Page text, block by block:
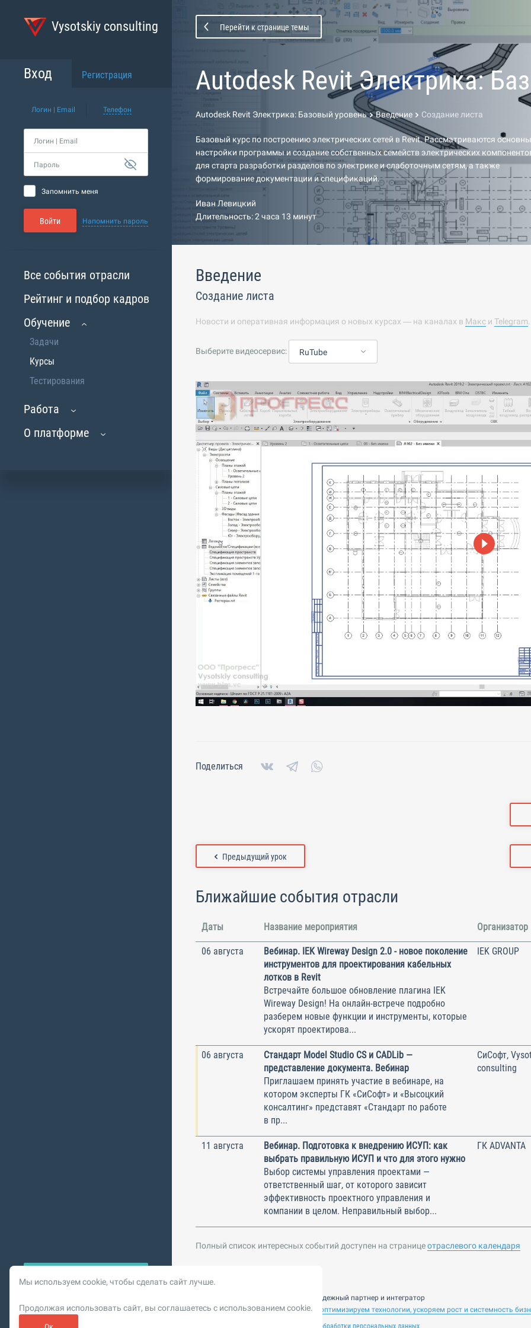
Vysotskiy consulting
Вход Регистрация
Логин | Email Телефон
Логин | Email
Пароль
Запомнить меня
Войти Напомнить пароль
Все события отрасли
Рейтинг и подбор кадров
Обучение
Задачи
Курсы
Тестирования
Работа
О платформе
Реклама. ООО «РОМБИТ»
Перейти к странице темы
Autodesk Revit Электрика:
Autodesk Revit Электрика: Базовый уровень Введение Создание листа
Базовый курс по построению электрических сетей в Revit. Рассматриваются
настройки программы и создание собственных семейств электрических
для старта разработки разделов по электрике и слаботочным сетям, а также
формирование документации и спецификаций.
Иван Левицкий
Длительность: 2 часа 13 минут
Введение
Создание листа
Новости и оперативная информация о новых курсах — на каналах в Макс и Telegram
Выберите видеосервис: RuTube
Поделиться
Предыдущий урок
Ближайшие события отрасли
Даты Название мероприятия Организатор
06 августа
Вебинар. IEK Wireway Design 2.0 - новое поколение
инструментов для проектирования кабельных
лотков в Revit
Встречайте большое обновление плагина IEK
Wireway Design! На онлайн-встрече подробно
разберем новые функции и инструменты, которые
ускорят проектирова...
IEK GROUP
06 августа
Стандарт Model Studio CS и CADLib —
представление документа. Вебинар
Приглашаем принять участие в вебинаре, на
котором эксперты ГК «СиСофт» и «Высоцкий
консалтинг» представят «Стандарт по работе
в пр...
СиСофт,
consulting
11 августа
Вебинар. Подготовка к внедрению ИСУП: как
выбрать правильную ИСУП и что для этого нужно
Выбор системы управления проектами —
ответственный шаг, от которого зависит
эффективность проектного управления и
компании в целом. Неправильный выбор...
ГК ADVANTA
Полный список интересных событий доступен на страницеотраслевого календаря
© 2026 Vysotskiy consulting — ваш надежный партнер и интегратор
Цифровизация, BIM, ИИ. Внедряем и оптимизируем технологии, ускоряем рост и системность
Политика обработки персональных данных
Мы используем cookie, чтобы сделать сайт лучше.
Продолжая использовать сайт, вы соглашаетесь с использованием cookie.